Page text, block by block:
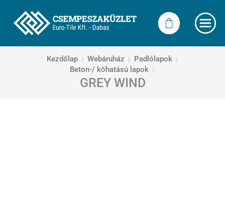
Kezdőlap Webáruház
Padlólapok
Beton-/ kőhatású lapok
GREY WIND